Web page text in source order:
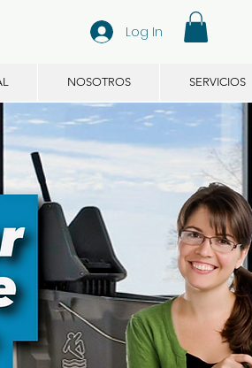
Log In
NOSOTROS SERVICIOS